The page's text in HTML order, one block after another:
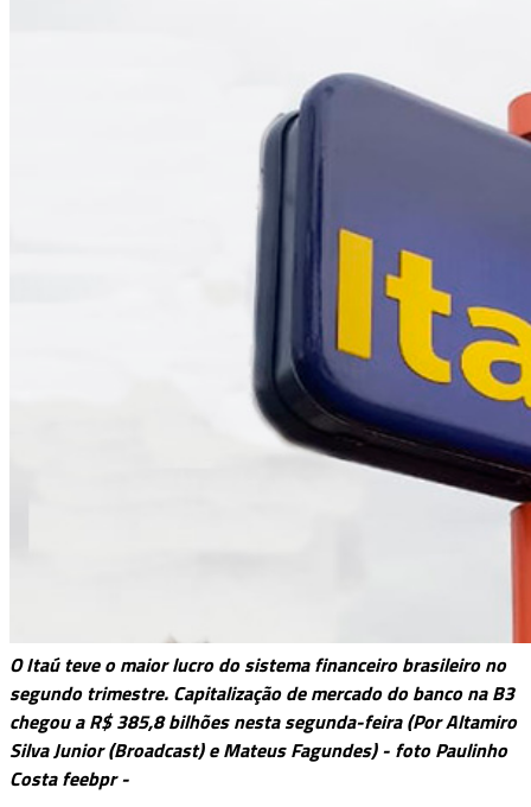
O Itaú teve o maior lucro do sistema financeiro brasileiro no
segundo trimestre. Capitalização de mercado do banco na B3
chegou a R$ 385,8 bilhões nesta segunda-feira (Por Altamiro
Silva Junior (Broadcast) e Mateus Fagundes) - foto Paulinho
Costa feebpr -